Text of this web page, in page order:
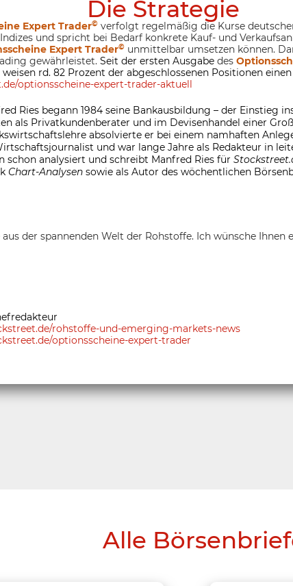
Die Strategie
Expert Trader© verfolgt regelmäßig die Kurse
und spricht bei Bedarf konkrete Kauf- und
Expert Trader© unmittelbar umsetzen können.
gewährleistet. Seit der ersten Ausgabe des
rd. 82 Prozent der abgeschlossenen Positionen
optionsscheine-expert-trader-aktuell
Ries begann 1984 seine Bankausbildung – der Einstieg
als Privatkundenberater und im Devisenhandel einer
absolvierte er bei einem namhaften
und war lange Jahre als Redakteur in
schon analysiert und schreibt Manfred Ries für
Chart-Analysen sowie als Autor des wöchentlichen
der spannenden Welt der Rohstoffe. Ich wünsche Ihnen
rohstoffe-und-emerging-markets-news
optionsscheine-expert-trader
Alle